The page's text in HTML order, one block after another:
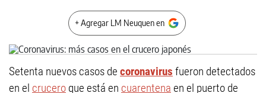
+ Agregar LM Neuquen en
Setenta nuevos casos de coronavirus fueron detectados
en el crucero que está en cuarentena en el puerto de